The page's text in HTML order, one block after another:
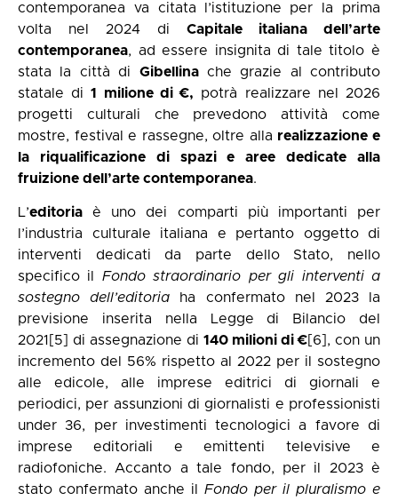
contemporanea va citata l’istituzione per la prima
volta nel 2024 di Capitale italiana dell’arte
contemporanea, ad essere insignita di tale titolo è
stata la città di Gibellinache grazie al contributo
statale di1 milione di €, potrà realizzare nel 2026
progetti culturali che prevedono attività come
mostre, festival e rassegne, oltre alla realizzazione e
la riqualificazione di spazi e aree dedicate alla
fruizione dell’arte contemporanea.
L’editoria è uno dei comparti più importanti per
l’industria culturale italiana e pertanto oggetto di
interventi dedicati da parte dello Stato, nello
specifico il Fondo straordinario per gli interventi a
sostegno dell’editoria ha confermato nel 2023 la
previsione inserita nella Legge di Bilancio del
2021
[5] di assegnazione di 140 milioni di € [6] , con un
incremento del 56% rispetto al 2022 per il sostegno
alle edicole, alle imprese editrici di giornali e
periodici, per assunzioni di giornalisti e professionisti
under 36, per investimenti tecnologici a favore di
imprese editoriali e emittenti televisive e
radiofoniche. Accanto a tale fondo, per il 2023 è
stato confermato anche il Fondo per il pluralismo e